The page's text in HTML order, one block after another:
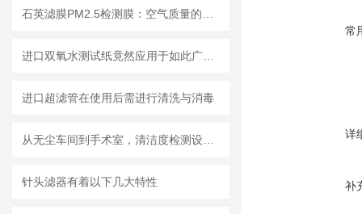
进口超滤管在使用后需进行清洗与消毒
针头滤器有着以下几大特性
常
详
补